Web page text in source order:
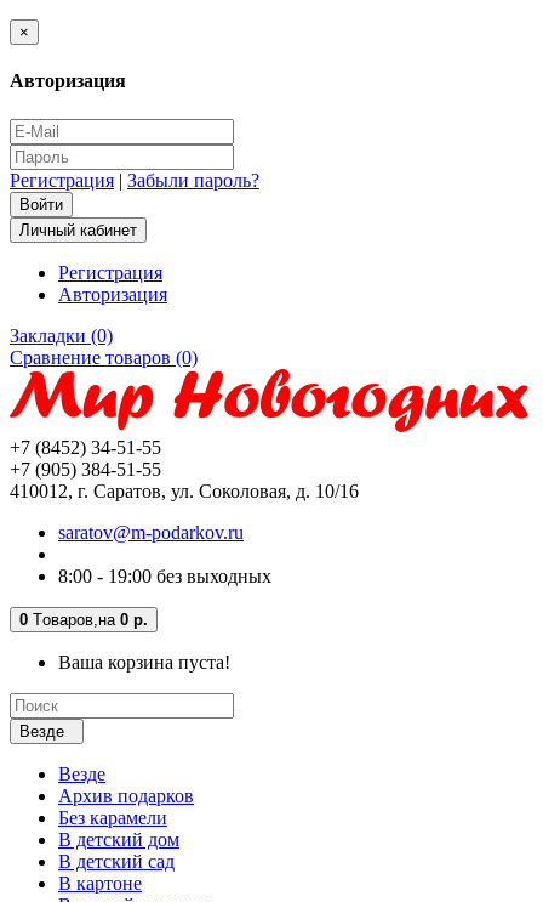
×
Авторизация
Регистрация | Забыли пароль?
Личный кабинет
Регистрация
Авторизация
Закладки (0)
Сравнение товаров (0)
+7 (8452) 34-51-55
+7 (905) 384-51-55
410012, г. Саратов, ул. Соколовая, д. 10/16
saratov@m-podarkov.ru
8:00 - 19:00 без выходных
0 Tоваров, на 0 р.
Ваша корзина пуста!
Везде
Везде
Архив подарков
Без карамели
В детский дом
В детский сад
В картоне